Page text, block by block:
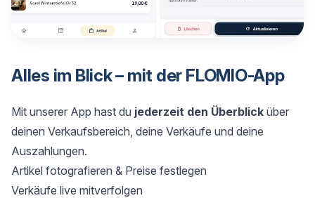
Alles im Blick – mit der FLOMIO-App
Mit unserer App hast du jederzeit den Überblick über
deinen Verkaufsbereich, deine Verkäufe und deine
Auszahlungen.
Artikel fotografieren & Preise festlegen
Verkäufe live mitverfolgen